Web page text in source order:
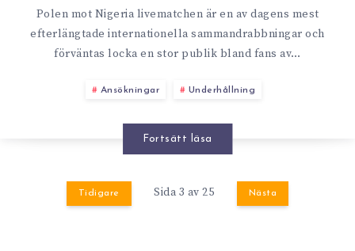
Polen mot Nigeria livematchen är en av dagens mest
efterlängtade internationella sammandrabbningar och
förväntas locka en stor publik bland fans av…
Ansökningar Underhållning
Fortsätt läsa
Tidigare Sida 3 av 25 Nästa